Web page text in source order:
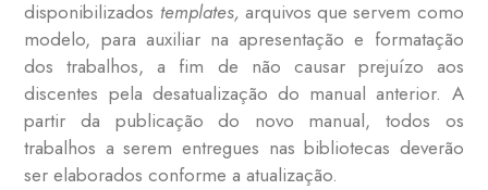
disponibilizados templates, arquivos que servem como
modelo, para auxiliar na apresentação e formatação
dos trabalhos, a fim de não causar prejuízo aos
discentes pela desatualização do manual anterior. A
partir da publicação do novo manual, todos os
trabalhos a serem entregues nas bibliotecas deverão
ser elaborados conforme a atualização.